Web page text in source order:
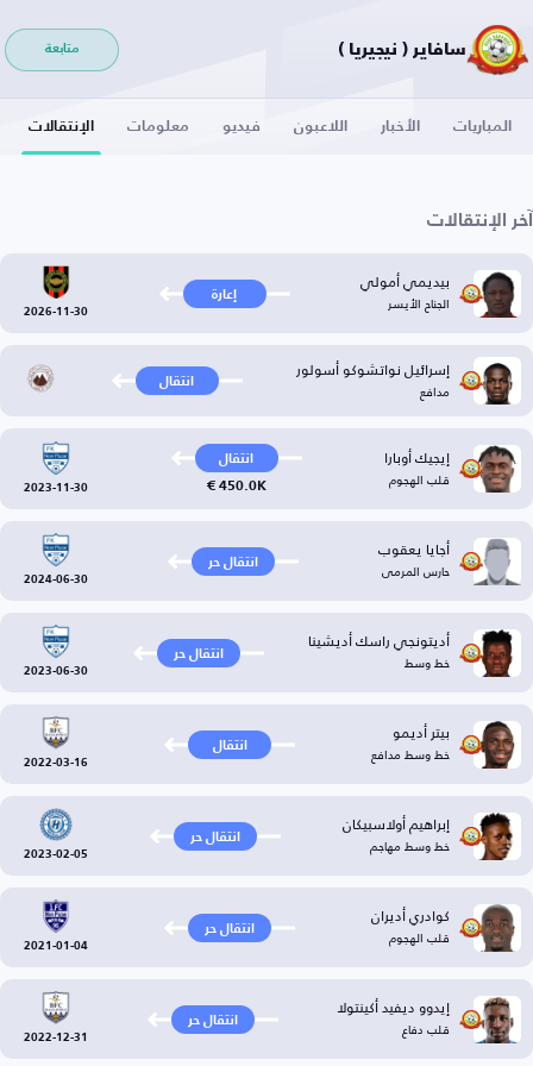
سافاير ( نيجيريا ) متابعة
المباريات الأخبار اللاعبون فيديو معلومات الإنتقالات
آخر الإنتقالات
بيديمي أمولي
الجناح الأيسر إعارة
2026-11-30
إسرائيل نواتشوكو أسولور
مدافع انتقال
إيجيك أوبارا
قلب الهجوم
انتقال
450.0K €
2023-11-30
أجايا يعقوب
حارس المرمى انتقال حر
2024-06-30
أديتونجي راسك أديشينا
خط وسط انتقال حر
2023-06-30
بيتر أديمو
خط وسط مدافع انتقال
2022-03-16
إبراهيم أولاسبيكان
خط وسط مهاجم انتقال حر
2023-02-05
كوادري أديران
قلب الهجوم انتقال حر
2021-01-04
إيدوو ديفيد أكينتولا
قلب دفاع انتقال حر
2022-12-31